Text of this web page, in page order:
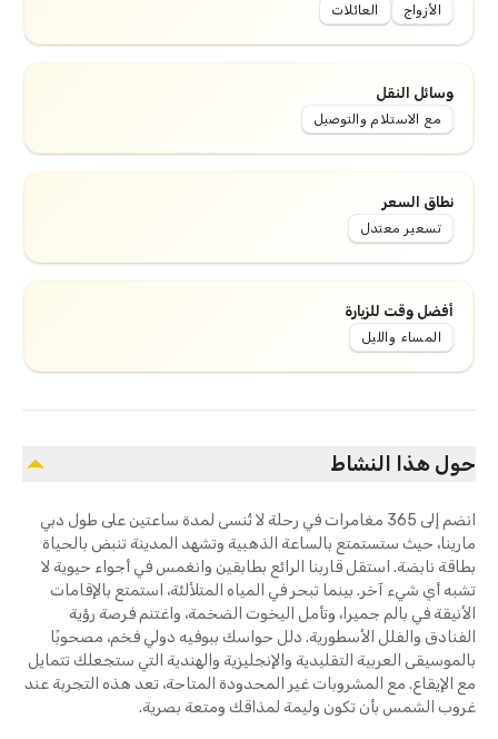
الأزواج العائلات
وسائل النقل
مع الاستلام والتوصيل
نطاق السعر
تسعير معتدل
أفضل وقت للزيارة
المساء والليل
حول هذا النشاط
انضم إلى 365 مغامرات في رحلة لا تُنسى لمدة ساعتين على طول دبي
مارينا، حيث ستستمتع بالساعة الذهبية وتشهد المدينة تنبض بالحياة
بطاقة نابضة. استقل قاربنا الرائع بطابقين وانغمس في أجواء حيوية لا
تشبه أي شيء آخر. بينما تبحر في المياه المتلألئة، استمتع بالإقامات
الأنيقة في بالم جميرا، وتأمل اليخوت الضخمة، واغتنم فرصة رؤية
الفنادق والفلل الأسطورية. دلل حواسك ببوفيه دولي فخم، مصحوبًا
بالموسيقى العربية التقليدية والإنجليزية والهندية التي ستجعلك تتمايل
مع الإيقاع. مع المشروبات غير المحدودة المتاحة، تعد هذه التجربة عند
غروب الشمس بأن تكون وليمة لمذاقك ومتعة بصرية.